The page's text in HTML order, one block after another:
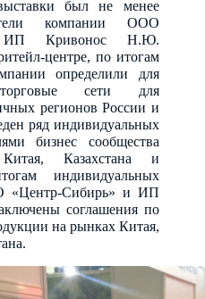
был не менее
компании ООО
ИП Кривонос Н.Ю.
центре, по итогам
определили для
сети для
регионов России и
ряд индивидуальных
бизнес сообщества
Казахстана и
индивидуальных
«Центр-Сибирь» и ИП
соглашения по
на рынках Китая,